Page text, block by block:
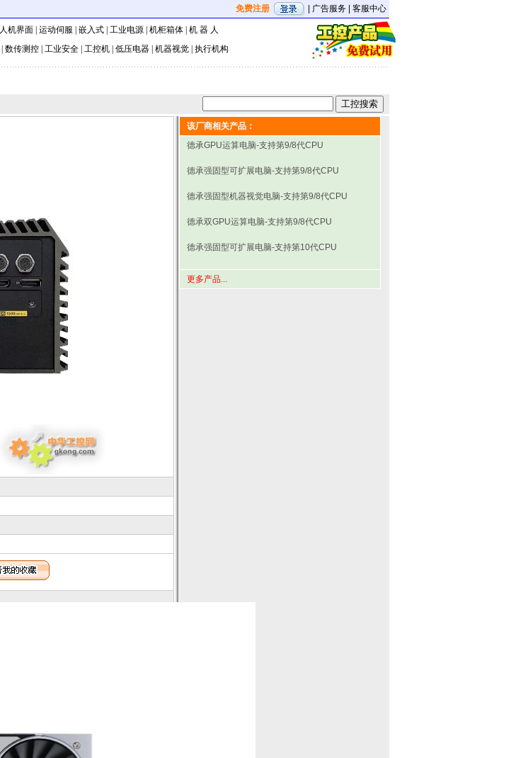
免费注册 广告服务 客服中心
人机界面 运动伺服 嵌入式 工业电源 机柜箱体 机 器 人
数传测控 工业安全 工控机 低压电器 机器视觉 执行机构
该厂商相关产品：
德承GPU运算电脑-支持第9/8代CPU
德承强固型可扩展电脑-支持第9/8代CPU
德承强固型机器视觉电脑-支持第9/8代CPU
德承双GPU运算电脑-支持第9/8代CPU
德承强固型可扩展电脑-支持第10代CPU
更多产品...